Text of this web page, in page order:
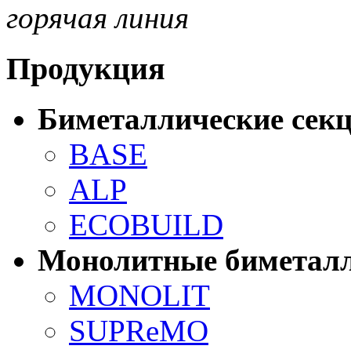
горячая линия
Продукция
Биметаллические
BASE
ALP
ECOBUILD
Монолитные
MONOLIT
SUPReMO